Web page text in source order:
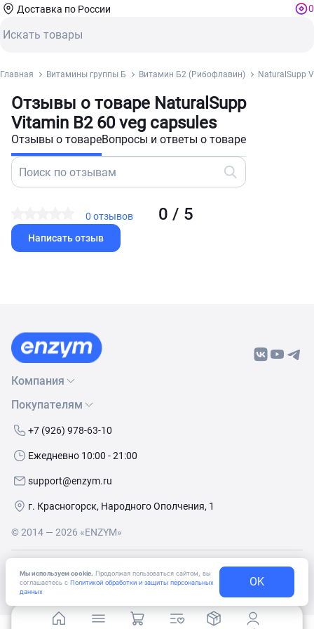
Мы используем cookie. Продолжая пользоваться сайтом, вы
соглашаетесь с Политикой обработки и защиты персональных
данных
OK
Доставка по России 0
Главная Витамины группы Б Витамин Б2 (Рибофлавин) NaturalSupp
Отзывы о товаре NaturalSupp
Vitamin B2 60 veg capsules
Отзывы о товареВопросы и ответы о товаре
0 / 5
0 отзывов
Написать отзыв
Компания
О нас
Бренды
Покупателям
Как сделать заказ
Условия доставки
+7 (926) 978-63-10
Ежедневно 10:00 - 21:00
support@enzym.ru
г. Красногорск, Народного Ополчения, 1
© 2014 — 2026 «ENZYM»
на получение рекламно-информационных
материалов